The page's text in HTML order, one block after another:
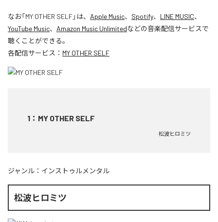
なお「MY OTHER SELF」は、 Apple Music、 Spotify、 LINE MUSIC、
YouTube Music、 Amazon Music Unlimitedなどの音楽配信サービスで
聴くことができる。
各配信サービス： MY OTHER SELF
1 ： MY OTHER SELF
松波ヒロミツ
ジャンル： インストゥルメンタル
松波ヒロミツ